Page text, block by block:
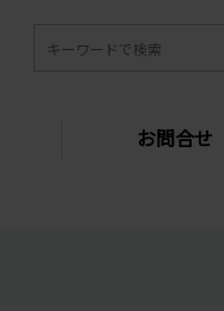
お問合せ